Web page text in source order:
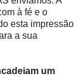
à fé e o
esta impressão
a sua
um